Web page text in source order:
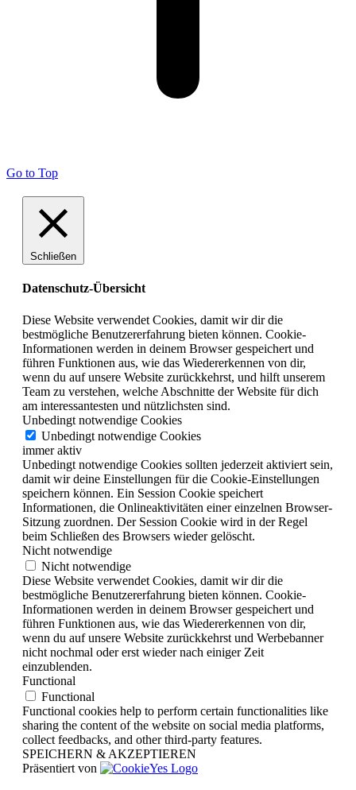
Go to Top
Schließen
Datenschutz-Übersicht
Diese Website verwendet Cookies, damit wir dir die
bestmögliche Benutzererfahrung bieten können. Cookie-
Informationen werden in deinem Browser gespeichert und
führen Funktionen aus, wie das Wiedererkennen von dir,
wenn du auf unsere Website zurückkehrst, und hilft unserem
Team zu verstehen, welche Abschnitte der Website für dich
am interessantesten und nützlichsten sind.
Unbedingt notwendige Cookies
Unbedingt notwendige Cookies
immer aktiv
Unbedingt notwendige Cookies sollten jederzeit aktiviert sein,
damit wir deine Einstellungen für die Cookie-Einstellungen
speichern können. Ein Session Cookie speichert
Informationen, die Onlineaktivitäten einer einzelnen Browser-
Sitzung zuordnen. Der Session Cookie wird in der Regel
beim Schließen des Browsers wieder gelöscht.
Nicht notwendige
Nicht notwendige
Diese Website verwendet Cookies, damit wir dir die
bestmögliche Benutzererfahrung bieten können. Cookie-
Informationen werden in deinem Browser gespeichert und
führen Funktionen aus, wie das Wiedererkennen von dir,
wenn du auf unsere Website zurückkehrst und Werbebanner
nicht nochmal oder erst wieder nach einiger Zeit
einzublenden.
Functional
Functional
Functional cookies help to perform certain functionalities like
sharing the content of the website on social media platforms,
collect feedbacks, and other third-party features.
SPEICHERN & AKZEPTIEREN
Präsentiert von